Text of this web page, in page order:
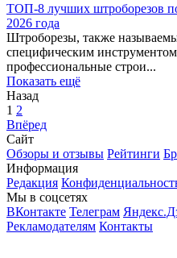
ТОП-8 лучших штроборезов
2026 года
Штроборезы, также
специфическим
профессиональные строи...
Показать ещё
Назад
1 2
Впёред
Сайт
Обзоры и отзывы Рейтинги
Информация
Редакция
Мы в соцсетях
ВКонтакте Телеграм
Рекламодателям Контакты